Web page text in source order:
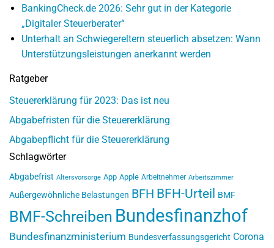
BankingCheck.de 2026: Sehr gut in der Kategorie
„Digitaler Steuerberater“
Unterhalt an Schwiegereltern steuerlich absetzen: Wann
Unterstützungsleistungen anerkannt werden
Ratgeber
Steuererklärung für 2023: Das ist neu
Abgabefristen für die Steuererklärung
Abgabepflicht für die Steuererklärung
Schlagwörter
Abgabefrist Altersvorsorge App Apple Arbeitnehmer Arbeitszimmer
Außergewöhnliche Belastungen BFH BFH-Urteil BMF
BMF-Schreiben Bundesfinanzhof
Bundesfinanzministerium Bundesverfassungsgericht Corona